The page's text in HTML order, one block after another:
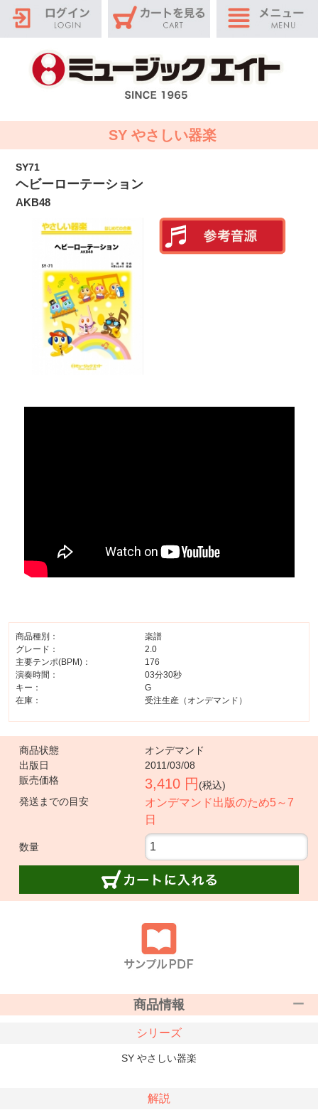
SY やさしい器楽
SY71
ヘビーローテーション
AKB48
商品種別：
楽譜
グレード：
2.0
主要テンポ(BPM)：
176
演奏時間：
03分30秒
キー：
G
在庫：
受注生産（オンデマンド）
商品状態
オンデマンド
出版日
2011/03/08
販売価格
3,410 円 (税込)
発送までの目安
オンデマンド出版のため5～7
日
数量
商品情報
シリーズ
SY やさしい器楽
解説